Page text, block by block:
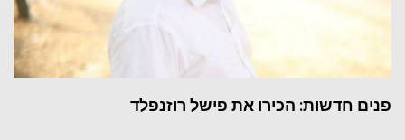
פנים חדשות: הכירו את פישל רוזנפלד